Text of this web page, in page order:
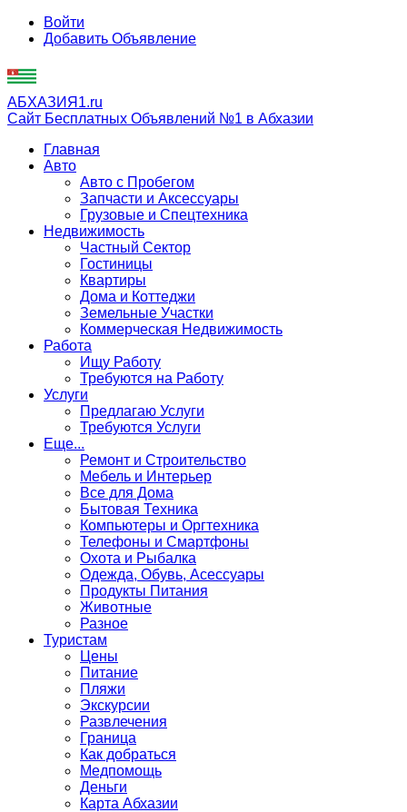
Войти
Добавить Объявление
АБХАЗИЯ1.ru
Сайт Бесплатных Объявлений №1 в Абхазии
Главная
Авто
Авто с Пробегом
Запчасти и Аксессуары
Грузовые и Спецтехника
Недвижимость
Частный Сектор
Гостиницы
Квартиры
Дома и Коттеджи
Земельные Участки
Коммерческая Недвижимость
Работа
Ищу Работу
Требуются на Работу
Услуги
Предлагаю Услуги
Требуются Услуги
Еще...
Ремонт и Строительство
Мебель и Интерьер
Все для Дома
Бытовая Техника
Компьютеры и Оргтехника
Телефоны и Смартфоны
Охота и Рыбалка
Одежда, Обувь, Асессуары
Продукты Питания
Животные
Разное
Туристам
Цены
Питание
Пляжи
Экскурсии
Развлечения
Граница
Как добраться
Медпомощь
Деньги
Карта Абхазии